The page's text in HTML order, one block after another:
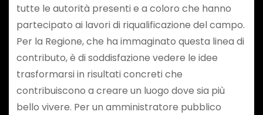
tutte le autorità presenti e a coloro che hanno
partecipato ai lavori di riqualificazione del campo.
Per la Regione, che ha immaginato questa linea di
contributo, è di soddisfazione vedere le idee
trasformarsi in risultati concreti che
contribuiscono a creare un luogo dove sia più
bello vivere. Per un amministratore pubblico